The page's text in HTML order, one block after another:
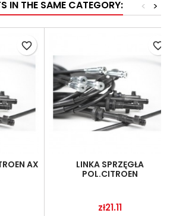
IN THE SAME CATEGORY: >
<
AX
favorite_border
LINKA SPRZĘGŁA
POL.CITROEN
Price
zł21.11
favorite_border